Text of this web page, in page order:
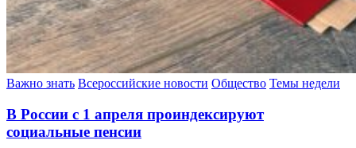
Важно знать Всероссийские новости Общество Темы недели
В России с 1 апреля проиндексируют
социальные пенсии